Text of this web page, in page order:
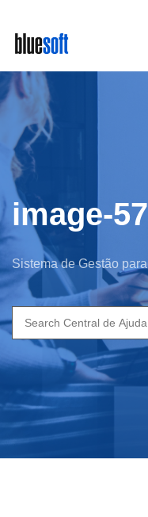
main
content
image-57
Sistema de Gestão
Search
for: